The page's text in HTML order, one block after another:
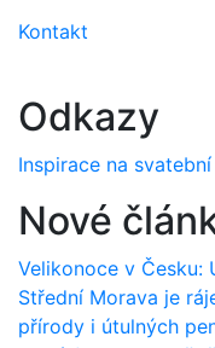
Kontakt
Odkazy
Inspirace na
Nové
Velikonoce v Česku:
Střední Morava je
přírody i útulných